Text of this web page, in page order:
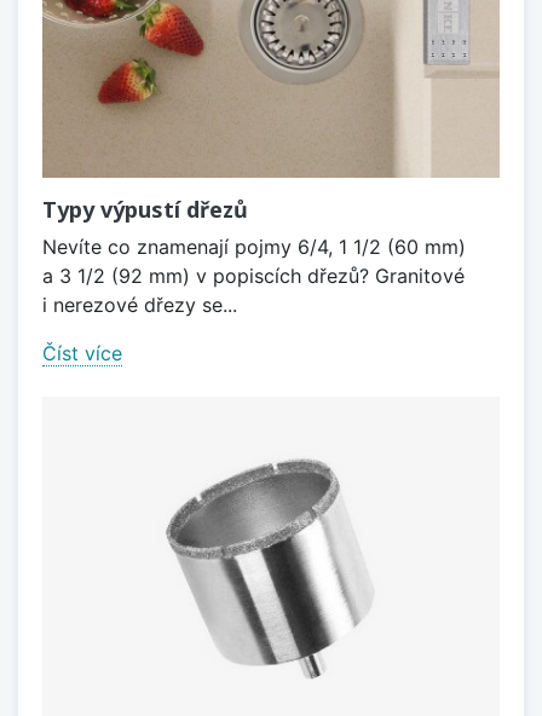
Typy výpustí dřezů
Nevíte co znamenají pojmy 6/4, 1 1/2 (60 mm)
a 3 1/2 (92 mm) v popiscích dřezů? Granitové
i nerezové dřezy se...
Číst více